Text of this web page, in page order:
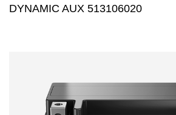
DYNAMIC AUX 513106020